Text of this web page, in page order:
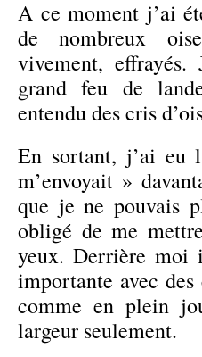
A ce moment j’ai
de nombreux
vivement,
grand feu de
entendu des cris
En sortant, j’ai eu
m’envoyait »
que je ne pouvais
obligé de me
yeux. Derrière moi
importante avec
comme en plein
largeur seulement.